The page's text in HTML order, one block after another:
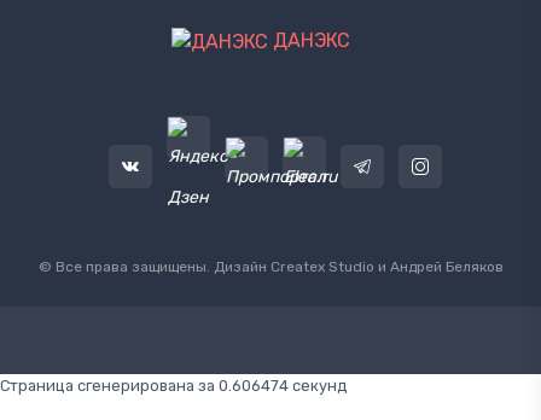
ДАНЭКС
© Все права защищены. Дизайн Createx Studio и Андрей Беляков
Страница сгенерирована за 0.606474 секунд